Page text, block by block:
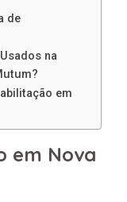
de
na
em
em Nova